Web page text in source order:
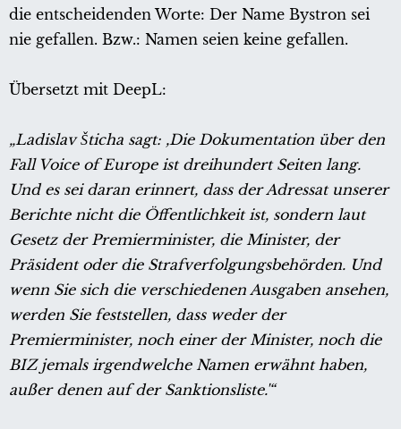
die entscheidenden Worte: Der Name Bystron sei
nie gefallen. Bzw.: Namen seien keine gefallen.
Übersetzt mit DeepL:
„Ladislav Šticha sagt: ,Die Dokumentation über den
Fall Voice of Europe ist dreihundert Seiten lang.
Und es sei daran erinnert, dass der Adressat unserer
Berichte nicht die Öffentlichkeit ist, sondern laut
Gesetz der Premierminister, die Minister, der
Präsident oder die Strafverfolgungsbehörden. Und
wenn Sie sich die verschiedenen Ausgaben ansehen,
werden Sie feststellen, dass weder der
Premierminister, noch einer der Minister, noch die
BIZ jemals irgendwelche Namen erwähnt haben,
außer denen auf der Sanktionsliste.'“